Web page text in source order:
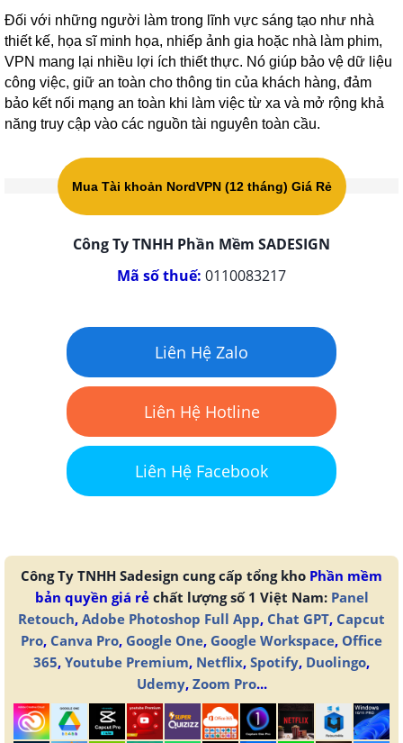
Đối với những người làm trong lĩnh vực sáng tạo như nhà
thiết kế, họa sĩ minh họa, nhiếp ảnh gia hoặc nhà làm phim,
VPN mang lại nhiều lợi ích thiết thực. Nó giúp bảo vệ dữ liệu
công việc, giữ an toàn cho thông tin của khách hàng, đảm
bảo kết nối mạng an toàn khi làm việc từ xa và mở rộng khả
năng truy cập vào các nguồn tài nguyên toàn cầu.
Mua Tài khoản NordVPN (12 tháng) Giá Rẻ
Công Ty TNHH Phần Mềm SADESIGN
Mã số thuế: 0110083217
Liên Hệ Zalo
Liên Hệ Hotline
Liên Hệ Facebook
Công Ty TNHH Sadesign cung cấp tổng kho Phần mềm
bản quyền giá rẻchất lượng số 1 Việt Nam: Panel
Retouch, Adobe Photoshop Full App, Chat GPT, Capcut
Pro, Canva Pro, Google One, Google Workspace, Office
365, Youtube Premium, Netflix, Spotify, Duolingo,
Udemy, Zoom Pro...